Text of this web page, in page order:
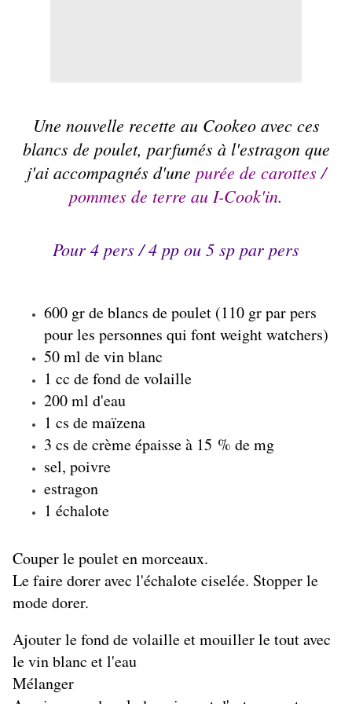
Une nouvelle recette au Cookeoavec ces
blancs de poulet, parfumés à l'estragon que
j'ai accompagnés d'une purée de carottes /
pommes de terre au I-Cook'in.
Pour 4 pers / 4 pp ou 5 sp par pers
600 gr de blancs de poulet (110 gr par pers
pour les personnes qui font weight watchers)
50 ml de vin blanc
1 cc de fond de volaille
200 ml d'eau
1 cs de maïzena
3 cs de crème épaisse à 15 % de mg
sel, poivre
estragon
1 échalote
Couper le poulet en morceaux.
Le faire dorer avec l'échalote ciselée. Stopper le
mode dorer.
Ajouter le fond de volaille et mouiller le tout avec
le vin blanc et l'eau
Mélanger